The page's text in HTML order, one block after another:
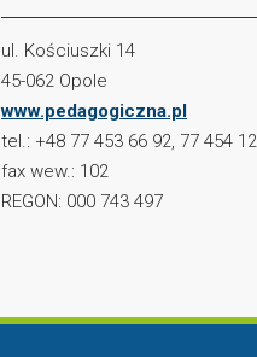
ul. Kościuszki 14
45-062 Opole
www.pedagogiczna.pl
tel.: +48 77 453 66 92, 77 454
fax wew.: 102
REGON: 000 743 497